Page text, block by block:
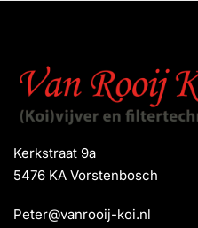
Kerkstraat 9a
5476 KA Vorstenbosch
Peter@vanrooij-koi.nl